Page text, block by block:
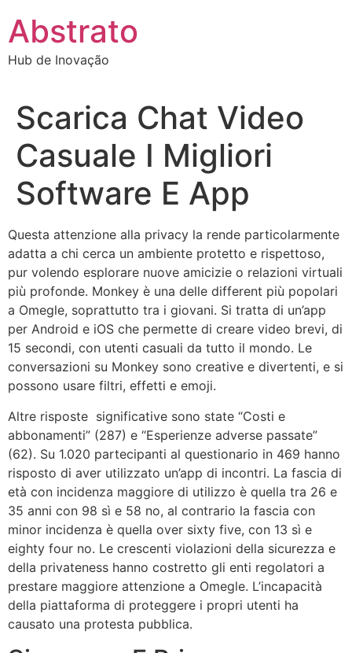
para
conteúdo
Abstrato
Hub de Inovação
Scarica Chat Video
Casuale I Migliori
Software E App
Questa attenzione alla privacy la rende particolarmente
adatta a chi cerca un ambiente protetto e rispettoso,
pur volendo esplorare nuove amicizie o relazioni virtuali
più profonde. Monkey è una delle different più popolari
a Omegle, soprattutto tra i giovani. Si tratta di un’app
per Android e iOS che permette di creare video brevi, di
15 secondi, con utenti casuali da tutto il mondo. Le
conversazioni su Monkey sono creative e divertenti, e si
possono usare filtri, effetti e emoji.
Altre risposte significative sono state “Costi e
abbonamenti” (287) e “Esperienze adverse passate”
(62). Su 1.020 partecipanti al questionario in 469 hanno
risposto di aver utilizzato un’app di incontri. La fascia di
età con incidenza maggiore di utilizzo è quella tra 26 e
35 anni con 98 sì e 58 no, al contrario la fascia con
minor incidenza è quella over sixty five, con 13 sì e
eighty four no. Le crescenti violazioni della sicurezza e
della privateness hanno costretto gli enti regolatori a
prestare maggiore attenzione a Omegle. L’incapacità
della piattaforma di proteggere i propri utenti ha
causato una protesta pubblica.